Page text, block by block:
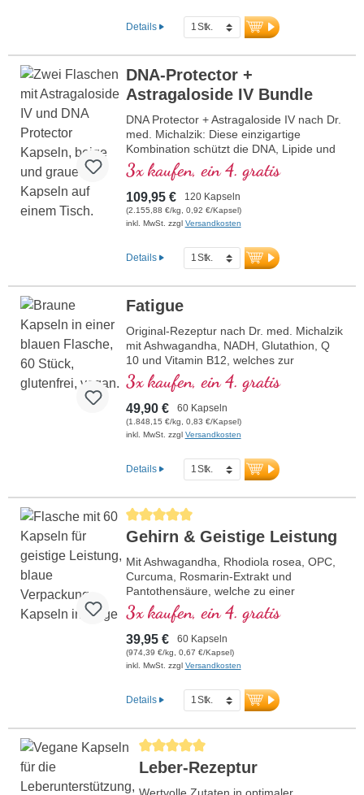
Zusätzen und in Deutschland hergestellt.
mehr Informationen zu DNA Protector
Details
DNA-Protector +
Astragaloside IV Bundle
DNA Protector + Astragaloside IV nach Dr.
med. Michalzik: Diese einzigartige
Kombination schützt die DNA, Lipide und
Proteine vor oxidativem Stress und enthält
wertvolle Inhaltsstoffe wie OPC,
Granatapfel, Lutein, Astragaloside IV und
Selen. Selen trägt dazu bei, die Zellen vor
oxidativem Stress zu schützen. Vegan, frei
Deutschland hergestellt.
mehr Informationen zu DNA Protector
3x kaufen, ein 4. gratis
109,95 € 120 Kapseln
(2.155,88 €/kg, 0,92 €/Kapsel)
inkl. MwSt. zzgl Versandkosten
Details
Fatigue
Original-Rezeptur nach Dr. med. Michalzik
mit Ashwagandha, NADH, Glutathion, Q
10 und Vitamin B12, welches zur
Verringerung von Müdigkeit und
Ermüdung beiträgt. 20 Jahre
Produktionserfahrung in Deutschland und
40-jährige Vitalstofferfahrung. Vegane
Kapselhüllen frei von Carrageen und PEG
Sicherheit. Verwendung von hochwertigen
Premiumextrakten.
3x kaufen, ein 4. gratis
49,90 € 60 Kapseln
(1.848,15 €/kg, 0,83 €/Kapsel)
inkl. MwSt. zzgl Versandkosten
Details
Durchschnittliche Bewertung von 5 von 5 Sternen
Gehirn & Geistige Leistung
Mit Ashwagandha, Rhodiola rosea, OPC,
Curcuma, Rosmarin-Extrakt und
Pantothensäure, welche zu einer
normalen geistigen Leistungsfähigkeit
beiträgt und an der Synthese und dem
Stoffwechsel einiger Neurotransmitter
beteiligt ist. B-Vitamine bioaktiv!
3x kaufen, ein 4. gratis
39,95 € 60 Kapseln
(974,39 €/kg, 0,67 €/Kapsel)
inkl. MwSt. zzgl Versandkosten
Details
Durchschnittliche Bewertung von 5 von 5
Leber-Rezeptur
Wertvolle Zutaten in optimaler